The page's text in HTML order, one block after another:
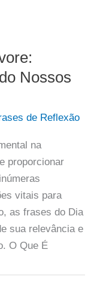
Nossos
de Reflexão
na
proporcionar
vitais para
as frases do Dia
sua relevância e
O Que É